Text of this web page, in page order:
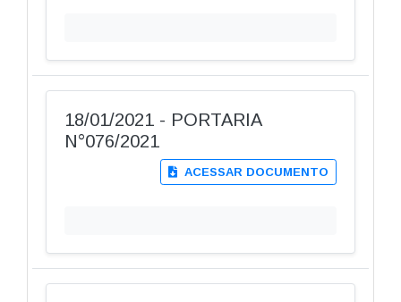
18/01/2021 - PORTARIA
N°076/2021
ACESSAR DOCUMENTO